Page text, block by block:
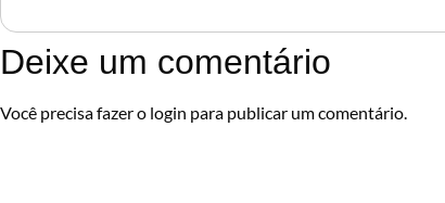
Deixe um comentário
Você precisa fazer o login para publicar um comentário.